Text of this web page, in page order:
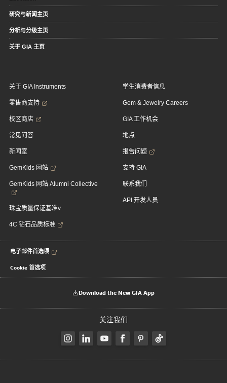
研究与新闻主页
分析与分级主页
关于 GIA 主页
关于 GIA Instruments
零售商支持
校区商店
常见问答
新闻室
GemKids 网站
GemKids 网站 Alumni Collective
珠宝质量保证基准v
4C 钻石品质标准
学生消费者信息
Gem & Jewelry Careers
GIA 工作机会
地点
报告问题
支持 GIA
联系我们
API 开发人员
电子邮件首选项
Cookie 首选项
Download the New GIA App
关注我们